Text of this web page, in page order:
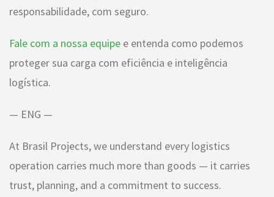
responsabilidade, com seguro.
Fale com a nossa equipe e entenda como podemos
proteger sua carga com eficiência e inteligência
logística.
— ENG —
At Brasil Projects, we understand every logistics
operation carries much more than goods — it carries
trust, planning, and a commitment to success.